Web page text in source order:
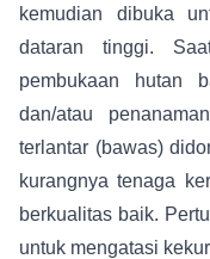
kemudian dibuka
dataran tinggi.
pembukaan hutan
dan/atau
terlantar (bawas)
kurangnya tenaga
berkualitas baik.
untuk mengatasi